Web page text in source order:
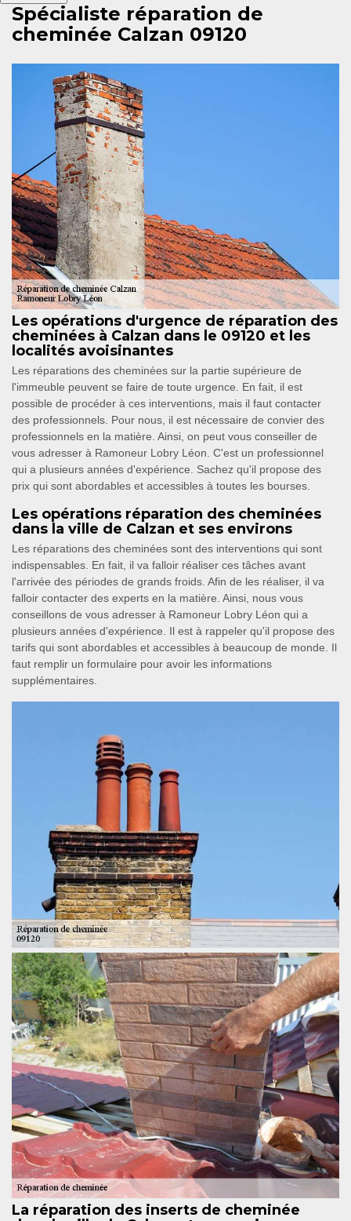
Spécialiste réparation de
cheminée Calzan 09120
Les opérations d'urgence de réparation des
cheminées à Calzan dans le 09120 et les
localités avoisinantes
Les réparations des cheminées sur la partie supérieure de
l'immeuble peuvent se faire de toute urgence. En fait, il est
possible de procéder à ces interventions, mais il faut contacter
des professionnels. Pour nous, il est nécessaire de convier des
professionnels en la matière. Ainsi, on peut vous conseiller de
vous adresser à Ramoneur Lobry Léon. C'est un professionnel
qui a plusieurs années d'expérience. Sachez qu'il propose des
prix qui sont abordables et accessibles à toutes les bourses.
Les opérations réparation des cheminées
dans la ville de Calzan et ses environs
Les réparations des cheminées sont des interventions qui sont
indispensables. En fait, il va falloir réaliser ces tâches avant
l'arrivée des périodes de grands froids. Afin de les réaliser, il va
falloir contacter des experts en la matière. Ainsi, nous vous
conseillons de vous adresser à Ramoneur Lobry Léon qui a
plusieurs années d'expérience. Il est à rappeler qu'il propose des
tarifs qui sont abordables et accessibles à beaucoup de monde. Il
faut remplir un formulaire pour avoir les informations
supplémentaires.
La réparation des inserts de cheminée